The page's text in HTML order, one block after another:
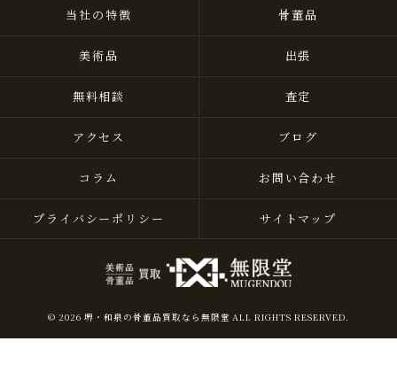
当社の特徴 骨董品
美術品 出張
無料相談 査定
アクセス ブログ
コラム お問い合わせ
プライバシーポリシー サイトマップ
© 2026 堺・和泉の骨董品買取なら無限堂 ALL RIGHTS RESERVED.